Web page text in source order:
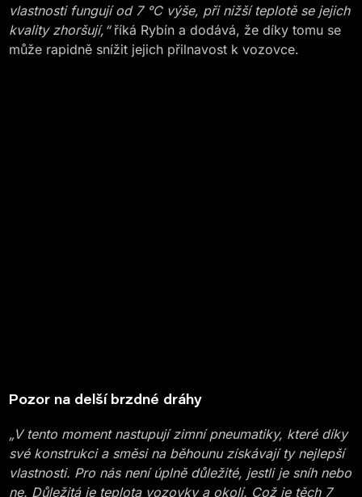
vlastnosti fungují od 7 °C výše, při nižší teplotě se jejich
kvality zhoršují,“říká Rybín a dodává, že díky tomu se
může rapidně snížit jejich přilnavost k vozovce.
Pozor na delší brzdné dráhy
„V tento moment nastupují zimní pneumatiky, které díky
své konstrukci a směsi na běhounu získávají ty nejlepší
vlastnosti. Pro nás není úplně důležité, jestli je sníh nebo
ne. Důležitá je teplota vozovky a okolí. Což je těch 7